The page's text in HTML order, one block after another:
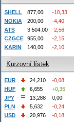
SHELL 877,00
-10,33
NOKIA
200,00
-4,40
ATS
3 504,00
-2,56
CZGCE
955,00
-2,15
KARIN
140,00 -2,10
Kurzovní lístek
EUR 24,210
-0,08
HUF
6,655
+0,35
JPY
13,288
0,00
PLN
5,632
-0,24
USD
20,976 -0,18